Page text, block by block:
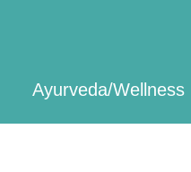
Ayurveda/Wellness